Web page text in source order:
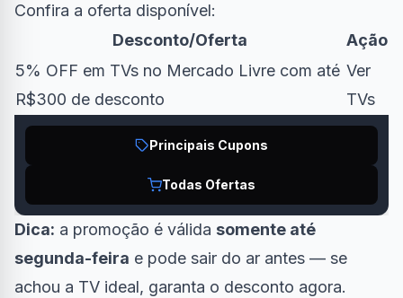
Confira a oferta disponível:
Desconto/Oferta
Ação
5% OFF em TVs no Mercado Livre com até
R$300 de desconto
Ver
TVs
Principais Cupons
Todas Ofertas
Dica: a promoção é válida somente até
segunda-feira e pode sair do ar antes — se
achou a TV ideal, garanta o desconto agora.